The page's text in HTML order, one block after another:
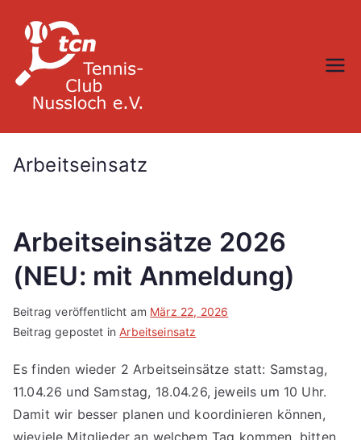
Inhalt
springen
Arbeitseinsatz
Arbeitseinsätze 2026
(NEU: mit Anmeldung)
Beitrag veröffentlicht am März 22, 2026
Beitrag gepostet inArbeitseinsatz
Es finden wieder 2 Arbeitseinsätze statt: Samstag,
11.04.26 und Samstag, 18.04.26, jeweils um 10 Uhr.
Damit wir besser planen und koordinieren können,
wieviele Mitglieder an welchem Tag kommen, bitten